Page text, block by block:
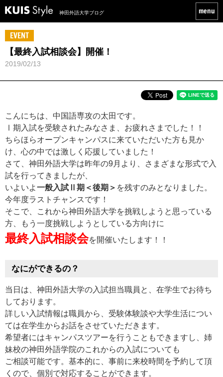
神田外語大学ブログ
EVENT
【最終入試相談会】開催！
2019/02/13
こんにちは、中国語専攻の太田です。
Ⅰ期入試を受験されたみなさま、お疲れさまでした！！
ちらほらオープンキャンパスに来ていただいた方も見か
け、心の中では激しく応援していました！
さて、神田外語大学は昨年の9月より、さまざまな形式で入
試を行ってきましたが、
いよいよ一般入試Ⅱ期＜後期＞ を残すのみとなりました。
今年度ラストチャンスです！
そこで、これから神田外語大学を挑戦しようと思っている
方、もう一度挑戦しようとしている方向けに
最終入試相談会を開催いたします！！
なにができるの？
当日は、神田外語大学の入試担当職員と、在学生でお待ち
しております。
詳しい入試情報は職員から、受験体験談や大学生活につい
ては在学生からお話をさせていただきます。
希望者にはキャンパスツアーを行うこともできますし、姉
妹校の神田外語学院のこれからの入試についても
ご相談可能です。基本的に、事前に来校時間を予約して頂
くので、個別で対応することができます。